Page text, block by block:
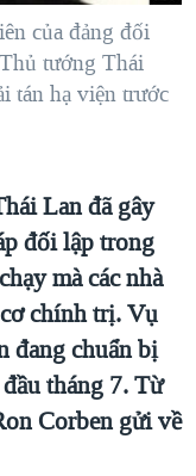
NAM
HẢI SÂM
THÔN MỸ
của đảng đối
tướng Thái
tán hạ viện trước
Lan đã gây
đối lập trong
mà các nhà
chính trị. Vụ
đang chuẩn bị
tháng 7. Từ
Corben gửi về